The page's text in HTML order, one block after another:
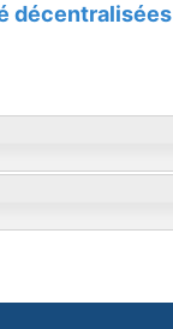
décentralisées